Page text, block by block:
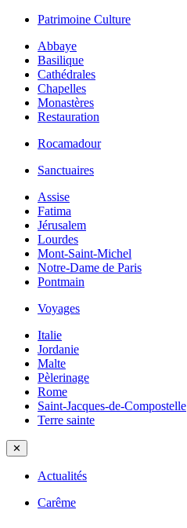
Patrimoine Culture
Abbaye
Basilique
Cathédrales
Chapelles
Monastères
Restauration
Rocamadour
Sanctuaires
Assise
Fatima
Jérusalem
Lourdes
Mont-Saint-Michel
Notre-Dame de Paris
Pontmain
Voyages
Italie
Jordanie
Malte
Pèlerinage
Rome
Saint-Jacques-de-Compostelle
Terre sainte
✕
Actualités
Carême